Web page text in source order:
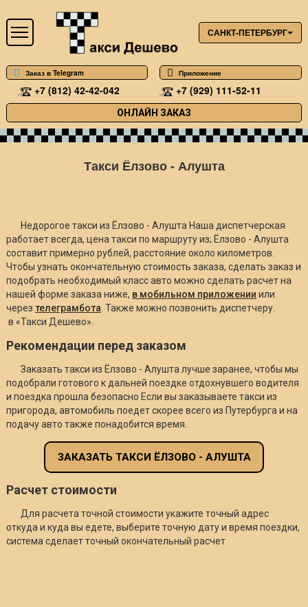
САНКТ-ПЕТЕРБУРГ
Заказ в Telegram Приложение
+7 (812) 42-42-042 +7 (929) 111-52-11
ОНЛАЙН ЗАКАЗ
Такси Ёлзово - Алушта
Недорогое такси из Ёлзово - Алушта Наша диспетчерская
работает всегда, цена такси по маршруту из; Ёлзово - Алушта
составит примерно рублей, расстояние около километров.
Чтобы узнать окончательную стоимость заказа, сделать заказ и
подобрать необходимый класс авто можно сделать расчет на
нашей форме заказа ниже, в мобильном приложении или
через телеграмбота . Также можно позвонить диспетчеру.
в «Такси Дешево».
Рекомендации перед заказом
Заказать такси из Ёлзово - Алушта лучше заранее, чтобы мы
подобрали готового к дальней поездке отдохнувшего водителя
и поездка прошла безопасно Если вы заказываете такси из
пригорода, автомобиль поедет скорее всего из Путербурга и на
подачу авто также понадобится время.
ЗАКАЗАТЬ ТАКСИ ЁЛЗОВО - АЛУШТА
Расчет стоимости
Для расчета точной стоимости укажите точный адрес
откуда и куда вы едете, выберите точную дату и время поездки,
система сделает точный окончательный расчет